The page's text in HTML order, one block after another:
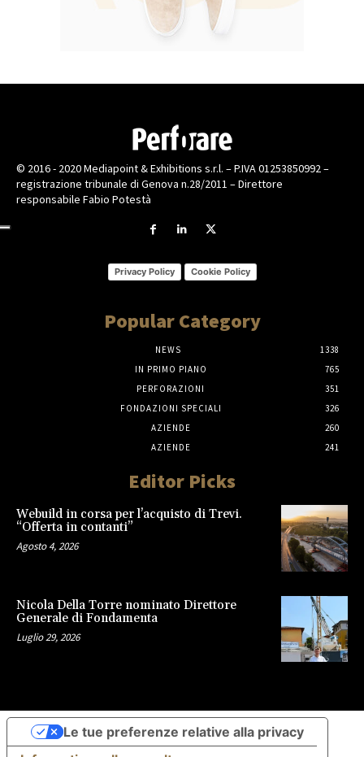
© 2016 - 2020 Mediapoint & Exhibitions s.r.l. – P.IVA 01253850992 –
registrazione tribunale di Genova n.28/2011 – Direttore
responsabile Fabio Potestà
Privacy Policy Cookie Policy
Popular Category
NEWS
1338
IN PRIMO PIANO
765
PERFORAZIONI
351
FONDAZIONI SPECIALI
326
AZIENDE
260
AZIENDE
241
Editor Picks
Webuild in corsa per l’acquisto di Trevi.
“Offerta in contanti”
Agosto 4, 2026
Nicola Della Torre nominato Direttore
Generale di Fondamenta
Luglio 29, 2026
Le tue preferenze relative alla privacy